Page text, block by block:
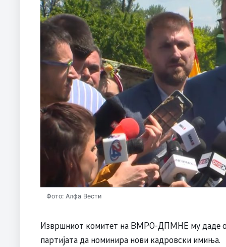
Фото: Алфа Вести
Извршниот комитет на ВМРО-ДПМНЕ му даде
партијата да номинира нови кадровски имиња.